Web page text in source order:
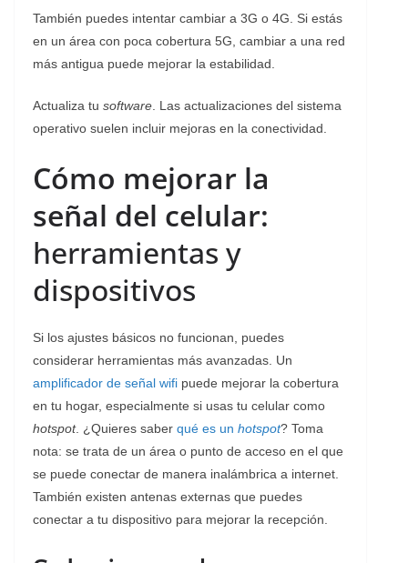
También puedes intentar cambiar a 3G o 4G. Si estás
en un área con poca cobertura 5G, cambiar a una red
más antigua puede mejorar la estabilidad.
Actualiza tu software . Las actualizaciones del sistema
operativo suelen incluir mejoras en la conectividad.
Cómo mejorar la
señal del celular:
herramientas y
dispositivos
Si los ajustes básicos no funcionan, puedes
considerar herramientas más avanzadas. Un
amplificador de señal wifi puede mejorar la cobertura
en tu hogar, especialmente si usas tu celular como
hotspot. ¿Quieres saber qué es un hotspot? Toma
nota: se trata de un área o punto de acceso en el que
se puede conectar de manera inalámbrica a internet.
También existen antenas externas que puedes
conectar a tu dispositivo para mejorar la recepción.